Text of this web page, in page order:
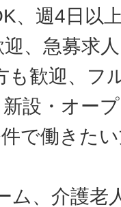
、週4日以
、急募求
も歓迎、フ
設・オー
で働きた
ム、介護老